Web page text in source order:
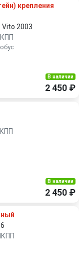
крепления
Vito 2003
В наличии
2 450 ₽
В наличии
2 450 ₽